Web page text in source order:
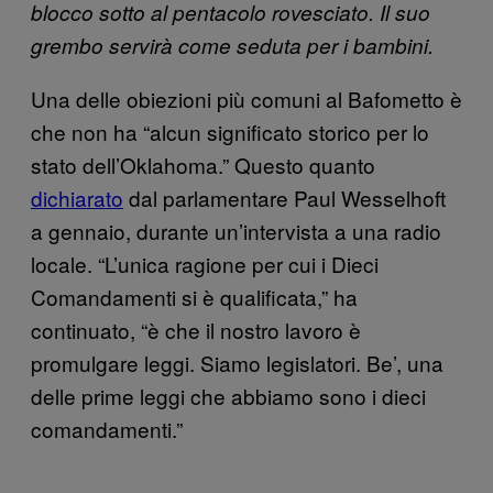
blocco sotto al pentacolo rovesciato. Il suo
grembo servirà come seduta per i bambini.
Una delle obiezioni più comuni al Bafometto è
che non ha “alcun significato storico per lo
stato dell’Oklahoma.” Questo quanto
dichiarato dal parlamentare Paul Wesselhoft
a gennaio, durante un’intervista a una radio
locale. “L’unica ragione per cui i Dieci
Comandamenti si è qualificata,” ha
continuato, “è che il nostro lavoro è
promulgare leggi. Siamo legislatori. Be’, una
delle prime leggi che abbiamo sono i dieci
comandamenti.”